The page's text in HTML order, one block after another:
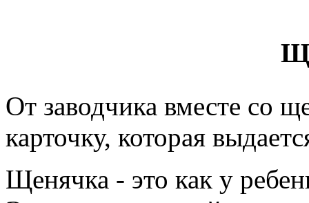
От заводчика вместе со
карточку, которая
Щенячка - это как у